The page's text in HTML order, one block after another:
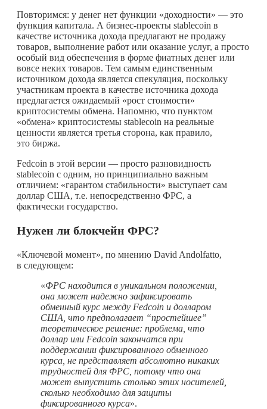
Повторимся: у денег нет функции «доходности» — это
функция капитала. А бизнес-проекты stablecoin в
качестве источника дохода предлагают не продажу
товаров, выполнение работ или оказание услуг, а просто
особый вид обеспечения в форме фиатных денег или
вовсе неких товаров. Тем самым единственным
источником дохода является спекуляция, поскольку
участникам проекта в качестве источника дохода
предлагается ожидаемый «рост стоимости»
криптосистемы обмена. Напомню, что пунктом
«обмена» криптосистемы stablecoin на реальные
ценности является третья сторона, как правило,
это биржа.
Fedcoin в этой версии — просто разновидность
stablecoin с одним, но принципиально важным
отличием: «гарантом стабильности» выступает сам
доллар США, т.е. непосредственно ФРС, а
фактически государство.
Нужен ли блокчейн ФРС?
«Ключевой момент», по мнению David Andolfatto,
в следующем:
«ФРС находится в уникальном положении,
она может надежно зафиксировать
обменный курс между Fedcoin и долларом
США, что предполагает “простейшее”
теоретическое решение: проблема, что
доллар или Fedcoin закончатся при
поддержании фиксированного обменного
курса, не представляет абсолютно никаких
трудностей для ФРС, потому что она
может выпустить столько этих носителей,
сколько необходимо для защиты
фиксированного курса».